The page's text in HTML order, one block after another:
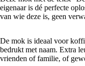
eigenaar is dé perfecte
van wie deze is, geen
De mok is ideaal voor
bedrukt met naam. Extra
vrienden of familie, of